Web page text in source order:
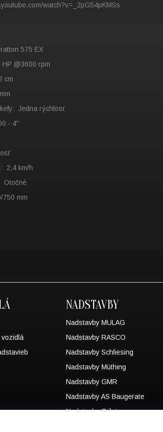
watch?v=_2pG54pKMSs
575 EX
@3600 rpm
cm
kefy: Jedna rýchlosť
- 4''
rýchlosť
2,4 km/h
Otočné
mm
NADSTAVBY
Nadstavby MULAG
Nadstavby RASCO
Nadstavby Schliesing
Nadstavby Müthing
Nadstavby GMR
Nadstavby AS Baugerate
Nadstavby Trilety